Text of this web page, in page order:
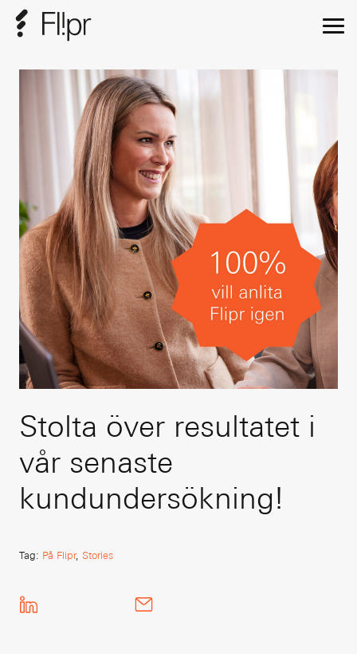
Stolta över resultatet i
vår senaste
kundundersökning!
Tag: På Flipr, Stories